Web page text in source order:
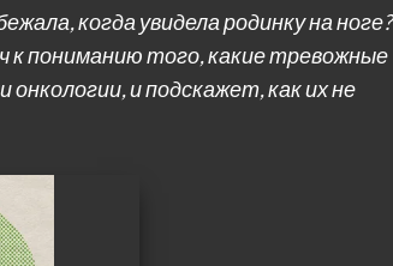
когда увидела родинку на ноге?
к пониманию того, какие тревожные
онкологии, и подскажет, как их не